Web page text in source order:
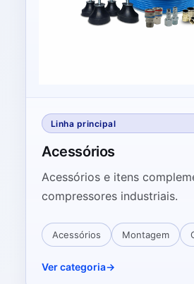
Linha principal
Acessórios
Acessórios e itens
compressores industriais.
Acessórios Montagem
Ver categoria